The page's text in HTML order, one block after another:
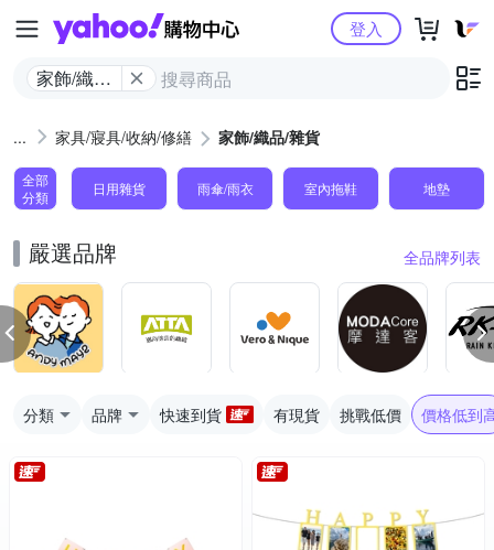
Yahoo購物中心
家飾/織品/
登入
家具/寢具/收納/修繕 家飾/織品/雜貨
全部
分類
日用雜貨 雨傘/雨衣 室內拖鞋 地墊
嚴選品牌 全品牌列表
分類 品牌 快速到貨 有現貨 挑戰低價 價格低到